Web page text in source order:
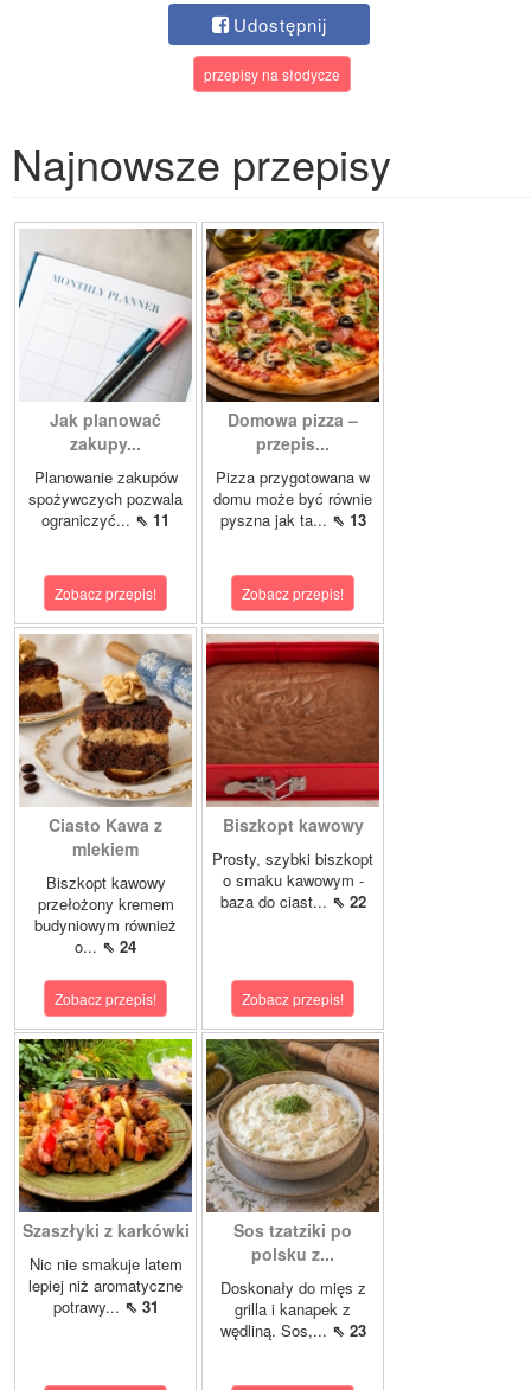
Udostępnij
przepisy na słodycze
Najnowsze przepisy
Jak planować
zakupy...
Planowanie zakupów
spożywczych pozwala
ograniczyć... ⇖ 11
Zobacz przepis!
Domowa pizza –
przepis...
Pizza przygotowana w
domu może być równie
pyszna jak ta... ⇖ 13
Zobacz przepis!
Ciasto Kawa z
mlekiem
Biszkopt kawowy
przełożony kremem
budyniowym również
o... ⇖ 24
Zobacz przepis!
Biszkopt kawowy
Prosty, szybki biszkopt
o smaku kawowym -
baza do ciast... ⇖ 22
Zobacz przepis!
Szaszłyki z karkówki
Nic nie smakuje latem
lepiej niż aromatyczne
potrawy... ⇖ 31
Sos tzatziki po
polsku z...
Doskonały do mięs z
grilla i kanapek z
wędliną. Sos,... ⇖ 23